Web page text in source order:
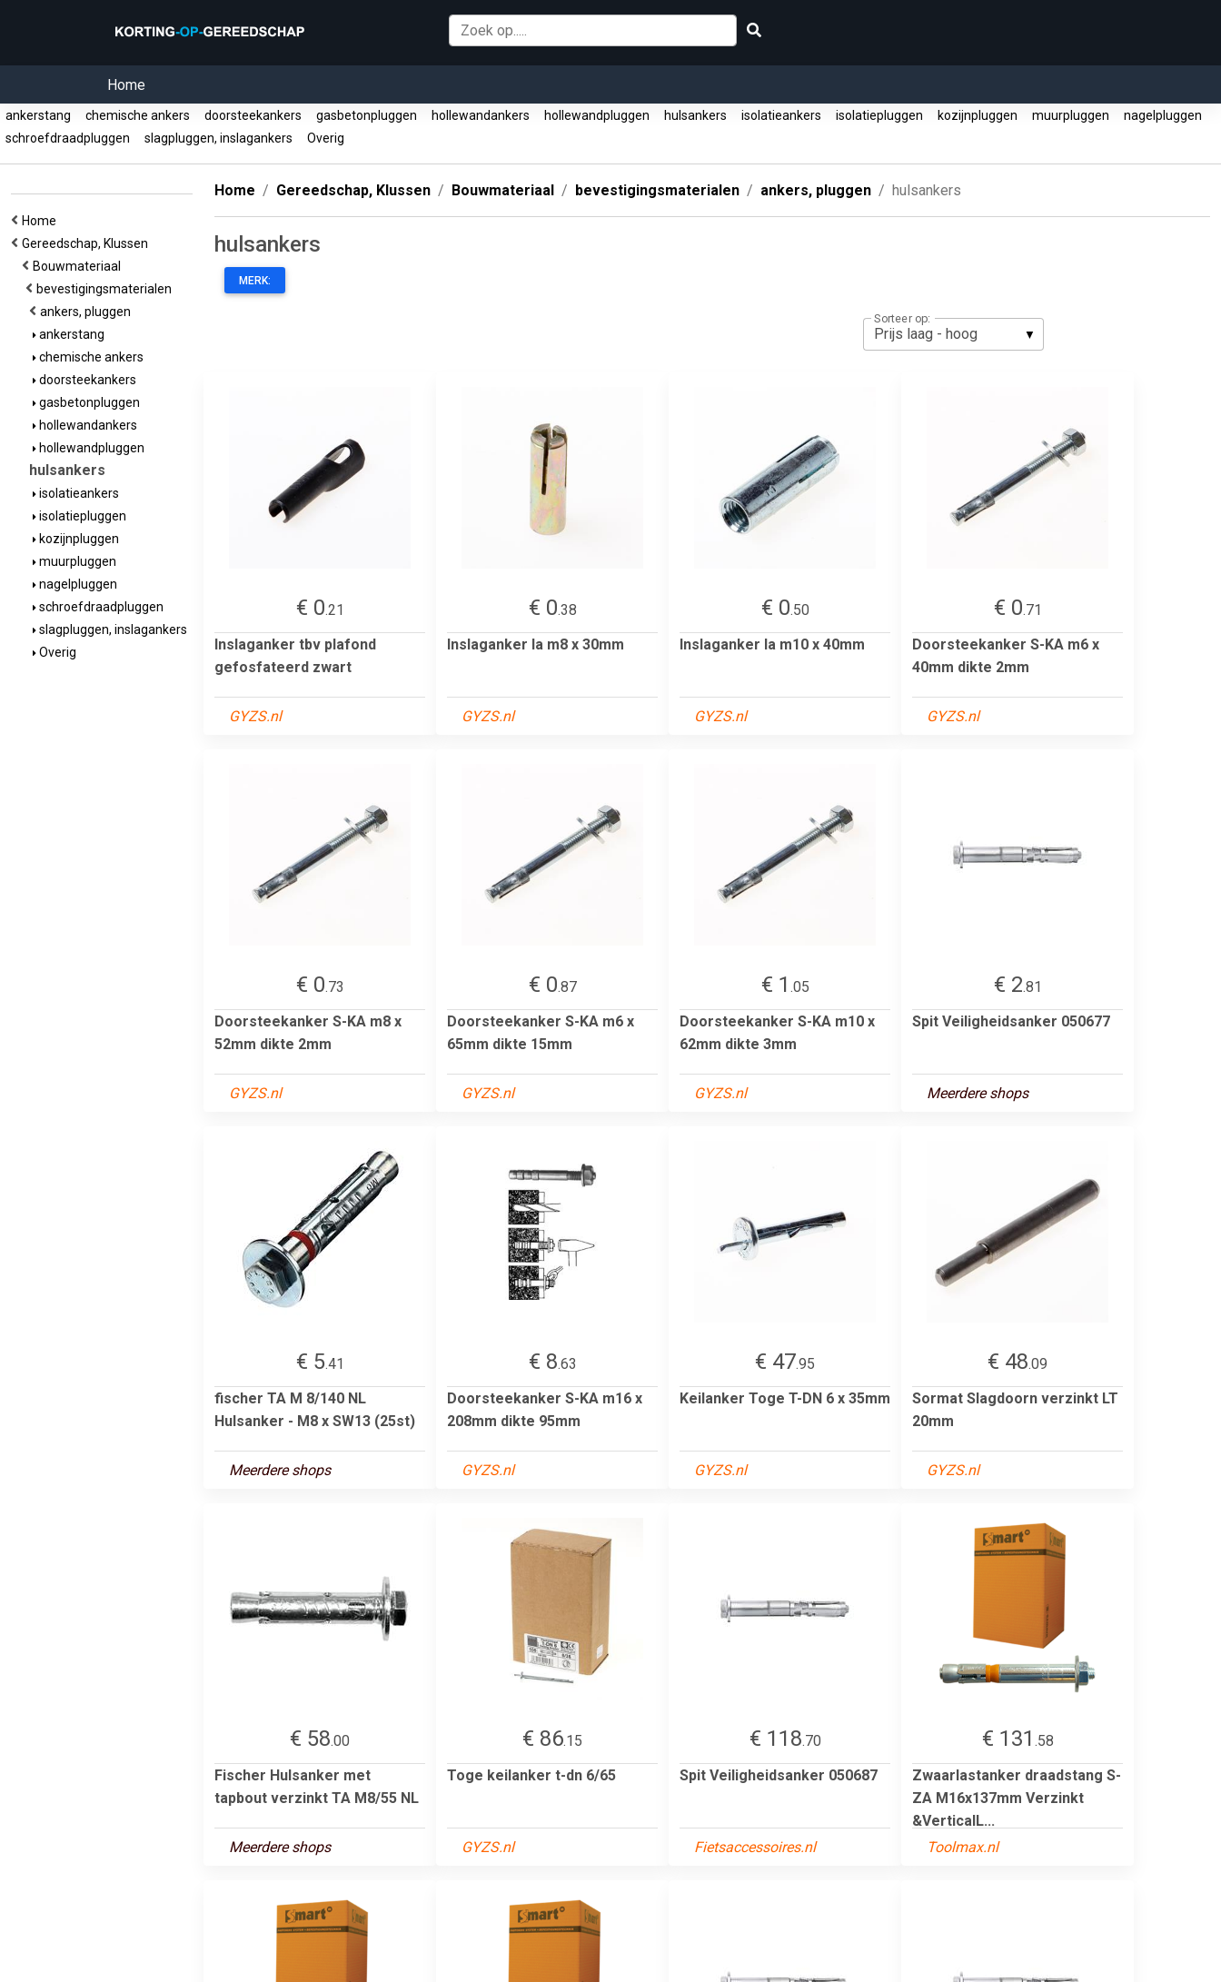
Home
ankerstang chemische ankers doorsteekankers gasbetonpluggen hollewandankers hollewandpluggen hulsankers isolatieankers isolatiepluggen kozijnpluggen muurpluggen
nagelpluggen
schroefdraadpluggen
slagpluggen, inslagankers Overig
Home
Gereedschap, Klussen
Bouwmateriaal
bevestigingsmaterialen
ankers, pluggen
ankerstang
chemische ankers
doorsteekankers
gasbetonpluggen
hollewandankers
hollewandpluggen
hulsankers
isolatieankers
isolatiepluggen
kozijnpluggen
muurpluggen
nagelpluggen
schroefdraadpluggen
slagpluggen, inslagankers
Overig
Home Gereedschap, Klussen Bouwmateriaal bevestigingsmaterialen ankers, pluggen hulsankers
hulsankers
MERK:
Sorteer op:
€ 0.21
Inslaganker tbv plafond
gefosfateerd zwart
GYZS.nl
€ 0.38
Inslaganker la m8 x 30mm
GYZS.nl
€ 0.50
Inslaganker la m10 x 40mm
GYZS.nl
€ 0.71
Doorsteekanker S-KA m6 x
40mm dikte 2mm
GYZS.nl
€ 0.73
Doorsteekanker S-KA m8 x
52mm dikte 2mm
GYZS.nl
€ 0.87
Doorsteekanker S-KA m6 x
65mm dikte 15mm
GYZS.nl
€ 1 .05
Doorsteekanker S-KA m10 x
62mm dikte 3mm
GYZS.nl
€ 2.81
Spit Veiligheidsanker 050677
Meerdere shops
€ 5.41
fischer TA M 8/140 NL
Hulsanker - M8 x SW13 (25st)
Meerdere shops
€ 8.63
Doorsteekanker S-KA m16 x
208mm dikte 95mm
GYZS.nl
€ 47.95
Keilanker Toge T-DN 6 x 35mm
GYZS.nl
€ 48.09
Sormat Slagdoorn verzinkt LT
20mm
GYZS.nl
€ 58.00
Fischer Hulsanker met
tapbout verzinkt TA M8/55 NL
Meerdere shops
€ 86.15
Toge keilanker t-dn 6/65
GYZS.nl
€ 118.70
Spit Veiligheidsanker 050687
Fietsaccessoires.nl
€ 131 .58
Zwaarlastanker draadstang S-
ZA M16x137mm Verzinkt
&VerticalL...
Toolmax.nl